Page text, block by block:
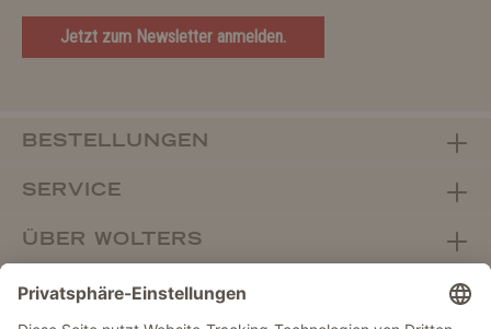
Jetzt zum Newsletter anmelden.
BESTELLUNGEN
SERVICE
ÜBER WOLTERS
FACHHANDEL